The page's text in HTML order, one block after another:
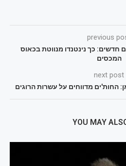
previous
חדשים: כך נינטנדו מנווטת בכאוס
המכסים
next post
החות'ים מדווחים על עשרות הרוגים
YOU MAY